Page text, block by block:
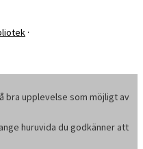
·
bra upplevelse som möjligt av
huruvida du godkänner att